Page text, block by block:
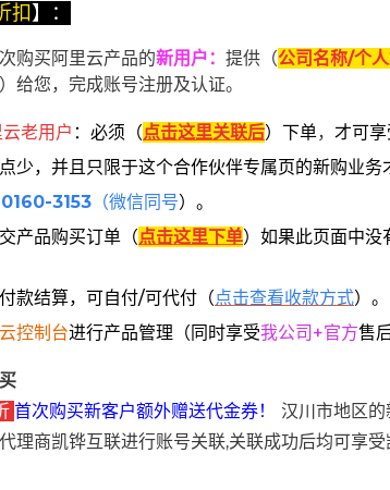
扣】：
购买阿里云产品的新用户 ： 提供（公司名称/个
）给您，完成账号注册及认证。
老用户 ： 必须 （点击这里关联后） 下单， 才可
少，并且只限于这个合作伙伴专属页的新购业务
3153 （微信同号）。
产品购买订单（点击这里下单） 如果此页面中没
付款结算，可自付/可代付（点击查看收款方式）。
控制台进行产品管理（同时享受我公司+官方售
首次购买新客户额外赠送代金券！ 汉川市地区
理商凯铧互联进行账号关联,关联成功后均可享